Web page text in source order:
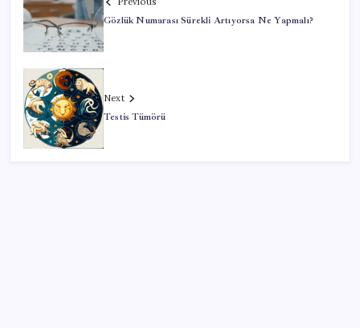
Gözlük Numarası Sürekli Artıyorsa Ne Yapmalı?
Next
Testis Tümörü